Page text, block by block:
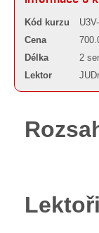
Kód kurzu
Cena
Délka
2
Lektor